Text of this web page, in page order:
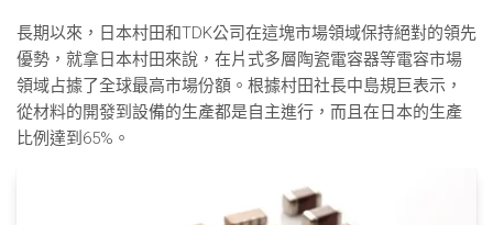
長期以來，日本村田和TDK公司在這塊市場領域保持絕對的領先
優勢，就拿日本村田來說，在片式多層陶瓷電容器等電容市場
領域占據了全球最高市場份額。根據村田社長中島規巨表示，
從材料的開發到設備的生產都是自主進行，而且在日本的生產
比例達到65%。